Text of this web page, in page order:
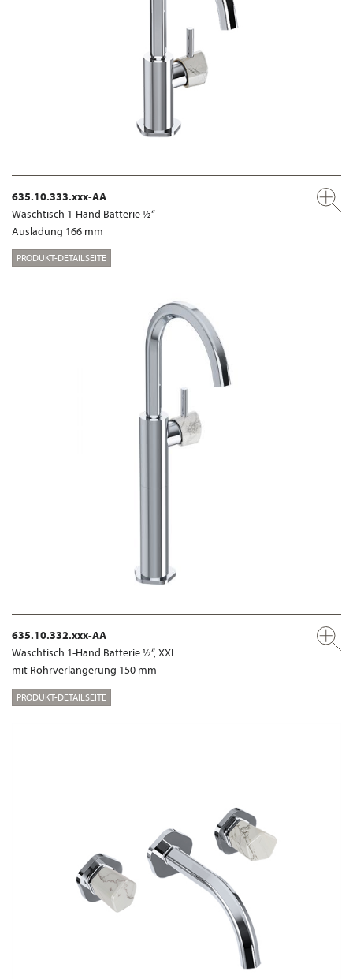
635.10.333.xxx-AA
Waschtisch 1-Hand Batterie ½“
Ausladung 166 mm
PRODUKT-DETAILSEITE
635.10.332.xxx-AA
Waschtisch 1-Hand Batterie ½“, XXL
mit Rohrverlängerung 150 mm
PRODUKT-DETAILSEITE